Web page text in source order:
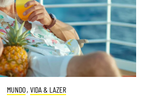
MUNDO, VIDA & LAZER